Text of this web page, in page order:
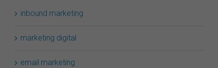
inbound marketing
marketing digital
email marketing